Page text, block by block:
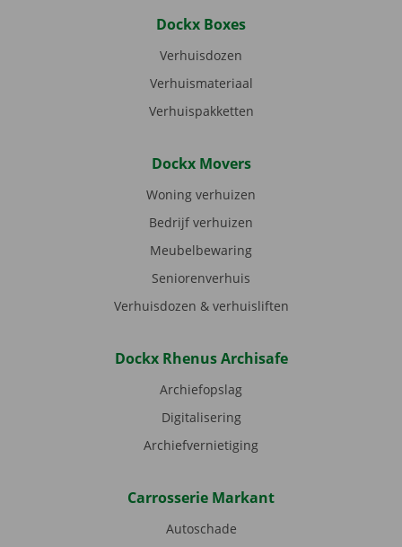
Dockx Boxes
Verhuisdozen
Verhuismateriaal
Verhuispakketten
Dockx Movers
Woning verhuizen
Bedrijf verhuizen
Meubelbewaring
Seniorenverhuis
Verhuisdozen & verhuisliften
Dockx Rhenus Archisafe
Archiefopslag
Digitalisering
Archiefvernietiging
Carrosserie Markant
Autoschade